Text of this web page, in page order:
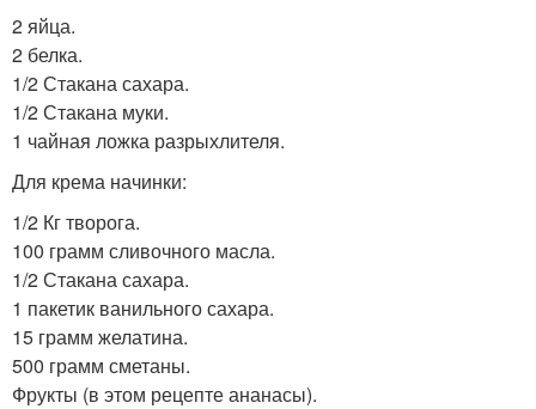
2 яйца.
2 белка.
1/2 Стакана сахара.
1/2 Стакана муки.
1 чайная ложка разрыхлителя.
Для крема начинки:
1/2 Кг творога.
100 грамм сливочного масла.
1/2 Стакана сахара.
1 пакетик ванильного сахара.
15 грамм желатина.
500 грамм сметаны.
Фрукты (в этом рецепте ананасы).